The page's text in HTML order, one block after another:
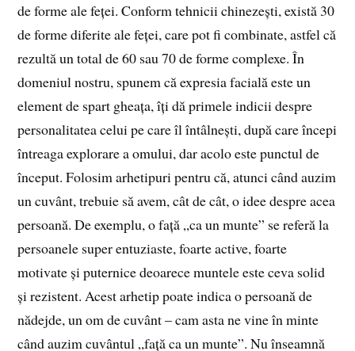
de forme ale feței. Conform tehnicii chinezești, există 30
de forme diferite ale feței, care pot fi combinate, astfel că
rezultă un total de 60 sau 70 de forme complexe. În
domeniul nostru, spunem că expresia facială este un
element de spart gheața, îți dă primele indicii despre
personalitatea celui pe care îl întâlnești, după care începi
întreaga explorare a omului, dar acolo este punctul de
început. Folosim arhetipuri pentru că, atunci când auzim
un cuvânt, trebuie să avem, cât de cât, o idee despre acea
persoană. De exemplu, o față „ca un munte” se referă la
persoanele super entuziaste, foarte active, foarte
motivate și puternice deoarece muntele este ceva solid
și rezistent. Acest arhetip poate indica o persoană de
nădejde, un om de cuvânt – cam asta ne vine în minte
când auzim cuvântul „față ca un munte”. Nu înseamnă